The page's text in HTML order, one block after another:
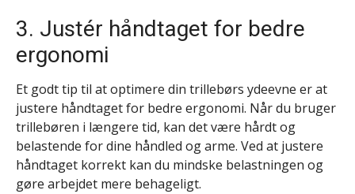
3. Justér håndtaget for bedre
ergonomi
Et godt tip til at optimere din trillebørs ydeevne er at
justere håndtaget for bedre ergonomi. Når du bruger
trillebøren i længere tid, kan det være hårdt og
belastende for dine håndled og arme. Ved at justere
håndtaget korrekt kan du mindske belastningen og
gøre arbejdet mere behageligt.